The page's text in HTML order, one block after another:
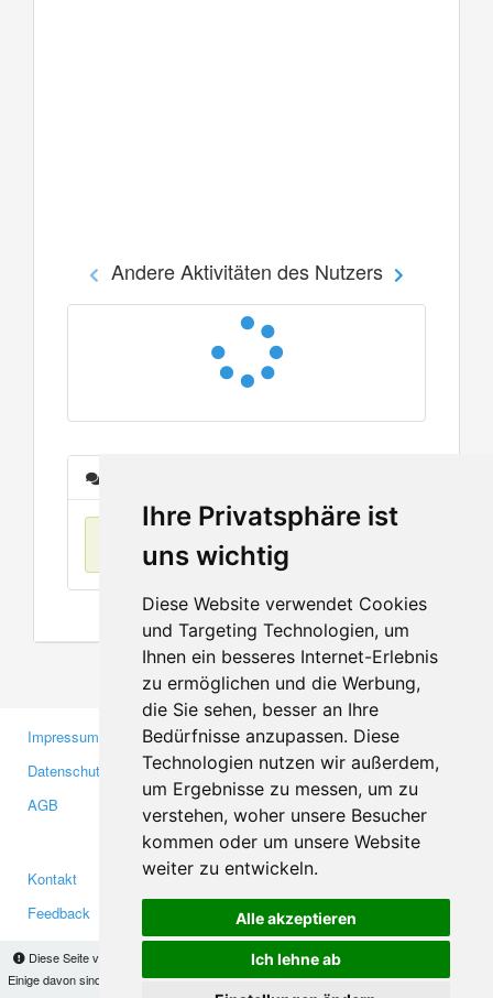
Ihre Privatsphäre ist
uns wichtig
Diese Website verwendet Cookies
und Targeting Technologien, um
Ihnen ein besseres Internet-Erlebnis
zu ermöglichen und die Werbung,
die Sie sehen, besser an Ihre
Bedürfnisse anzupassen. Diese
Technologien nutzen wir außerdem,
um Ergebnisse zu messen, um zu
verstehen, woher unsere Besucher
kommen oder um unsere Website
weiter zu entwickeln.
Alle akzeptieren
Ich lehne ab
Diese Seite verwendet Cookies, um Informationen auf Ihrem Computer zu speichern.
Einige davon sind notwendig, damit unsere Seite funktioniert, andere helfen uns dabei, das
Andere Aktivitäten des Nutzers
Keine Einträge
Impressum
Datenschutzerklärung
AGB
Gewerbetreibende
Investoren
Medien
Kontakt
Feedback
Facebook
Twitter
YouTube
Google+